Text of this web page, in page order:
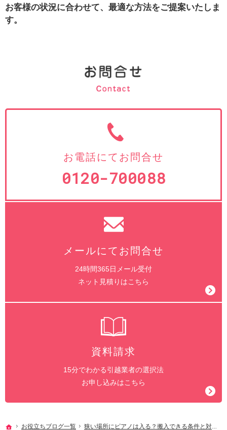
お客様の状況に合わせて、最適な方法をご提案いたしま
す。
お電話にてお問合せ
0120-700088
メールにてお問合せ
24時間365日メール受付
ネット見積りはこちら
資料請求
15分でわかる引越業者の選択法
お申し込みはこちら
ホーム
お役立ちブログ一覧 狭い場所にピアノは入る？搬入できる条件と対処法を解説